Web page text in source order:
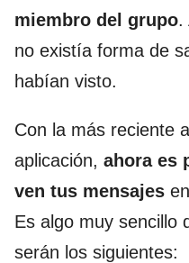
miembro del grupo.
no existía forma de
habían visto.
Con la más reciente
aplicación, ahora es
ven tus mensajes
Es algo muy sencillo
serán los siguientes: